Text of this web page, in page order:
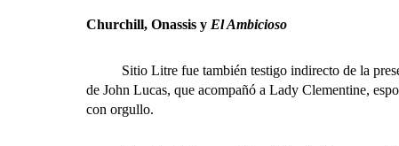
Churchill, Onassis y El Ambicioso
Sitio Litre fue también testigo indirecto de la
de John Lucas, que acompañó a Lady Clementine,
con orgullo.